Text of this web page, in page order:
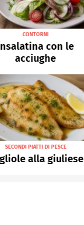
CONTORNI
con le
acciughe
SECONDI PIATTI DI PESCE
alla giuliese